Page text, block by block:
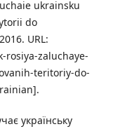
ukrainsku
do
URL:
zaluchaye-
teritoriy-do-
українську